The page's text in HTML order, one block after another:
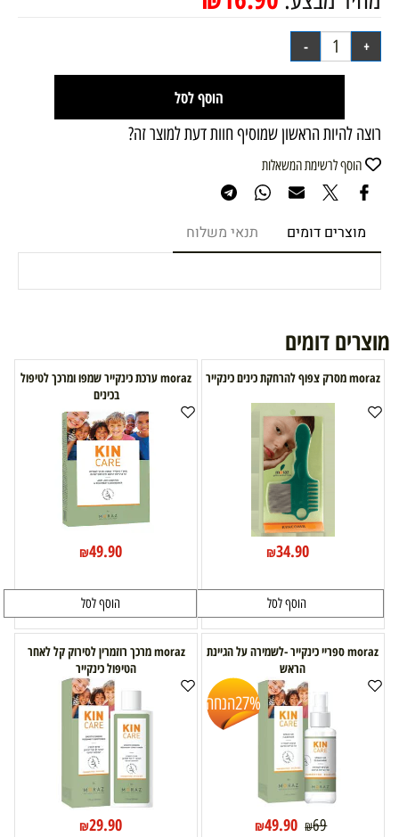
הוסף לסל
רוצה להיות הראשון שמוסיף חוות דעת למוצר זה?
הוסף לרשימת המשאלות
מוצרים דומים תנאי משלוח
מוצרים דומים
moraz מסרק צפוף להרחקת כינים כינקייר
₪34.90
הוסף לסל
moraz ערכת כינקייר שמפו ומרכך לטיפול
בכינים
₪49.90
הוסף לסל
moraz ספריי כינקייר -לשמירה על הגיינת
הראש
27%הנחה
₪69
₪49.90
moraz מרכך רוזמרין לסירוק קל לאחר
הטיפול כינקייר
₪29.90